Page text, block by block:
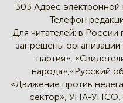
303 Адрес электронной
Телефон
Для читателей: в
запрещены
партия»,
народа»,«Русский
«Движение против
сектор», УНА-УНСО,